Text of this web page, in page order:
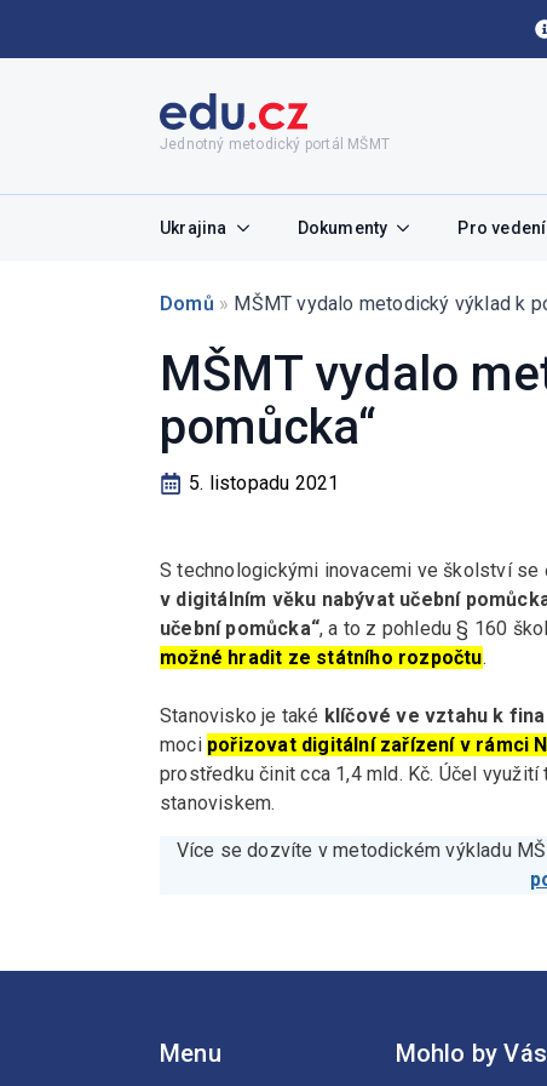
Jednotný metodický portál MŠMT
Ukrajina Dokumenty Pro
Domů » MŠMT vydalo metodický výklad k
MŠMT vydalo
pomůcka“
5. listopadu 2021
S technologickými inovacemi ve školství se
v digitálním věku nabývat učební
učební pomůcka“, a to z pohledu § 160
možné hradit ze státního rozpočtu.
Stanovisko je také klíčové ve vztahu k
moci pořizovat digitální zařízení v rámci
prostředku činit cca 1,4 mld. Kč. Účel
stanoviskem.
Více se dozvíte v metodickém výkladu
Menu Mohlo by